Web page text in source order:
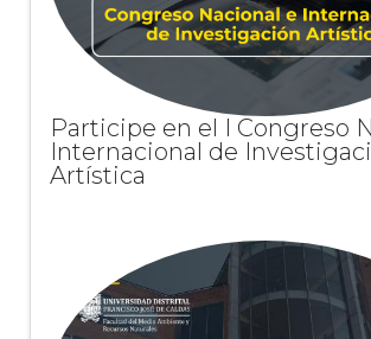
Participe en el I Congreso
Internacional de
Artística